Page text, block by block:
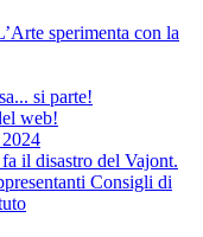
sperimenta con la
si parte!
web!
il disastro del Vajont.
Consigli di